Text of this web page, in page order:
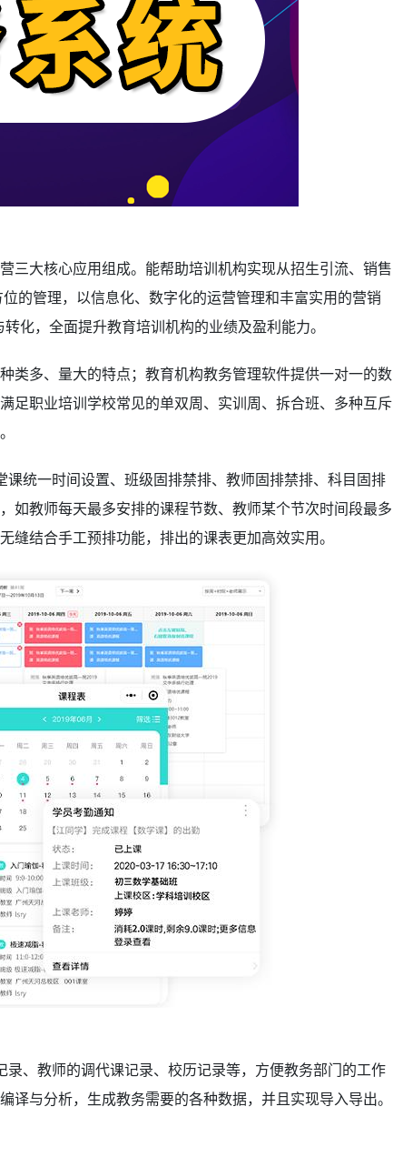
三大核心应用组成。能帮助培训机构实现从招生引流、销售
的管理，以信息化、数字化的运营管理和丰富实用的营销
化，全面提升教育培训机构的业绩及盈利能力。
类多、量大的特点；教育机构教务管理软件提供一对一的数
足职业培训学校常见的单双周、实训周、拆合班、多种互斥
课统一时间设置、班级固排禁排、教师固排禁排、科目固排
如教师每天最多安排的课程节数、教师某个节次时间段最多
结合手工预排功能，排出的课表更加高效实用。
录、教师的调代课记录、校历记录等，方便教务部门的工作
与分析，生成教务需要的各种数据，并且实现导入导出。